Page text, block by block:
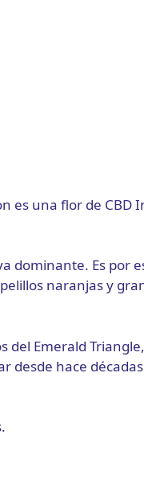
es una flor de CBD
dominante. Es por
naranjas y
del Emerald
desde hace